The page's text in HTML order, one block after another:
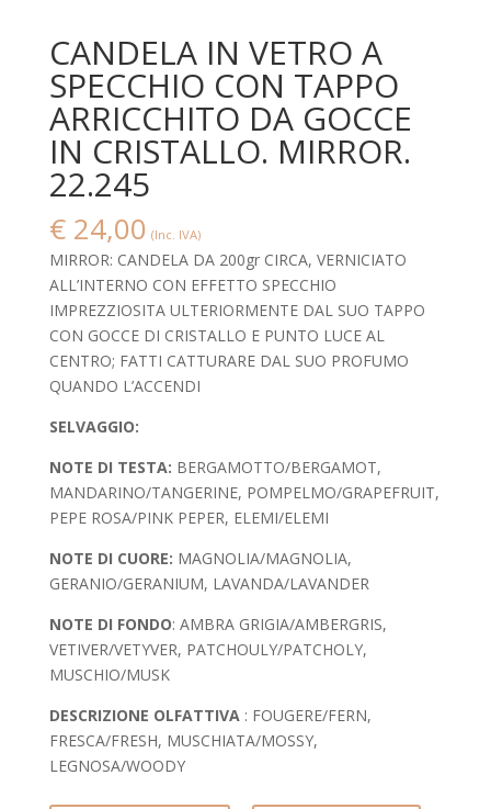
CANDELA IN VETRO A
SPECCHIO CON TAPPO
ARRICCHITO DA GOCCE
IN CRISTALLO. MIRROR.
22.245
€24,00 (Inc. IVA)
MIRROR: CANDELA DA 200gr CIRCA, VERNICIATO
ALL’INTERNO CON EFFETTO SPECCHIO
IMPREZZIOSITA ULTERIORMENTE DAL SUO TAPPO
CON GOCCE DI CRISTALLO E PUNTO LUCE AL
CENTRO; FATTI CATTURARE DAL SUO PROFUMO
QUANDO L’ACCENDI
SELVAGGIO:
NOTE DI TESTA: BERGAMOTTO/BERGAMOT,
MANDARINO/TANGERINE, POMPELMO/GRAPEFRUIT,
PEPE ROSA/PINK PEPER, ELEMI/ELEMI
NOTE DI CUORE: MAGNOLIA/MAGNOLIA,
GERANIO/GERANIUM, LAVANDA/LAVANDER
NOTE DI FONDO: AMBRA GRIGIA/AMBERGRIS,
VETIVER/VETYVER, PATCHOULY/PATCHOLY,
MUSCHIO/MUSK
DESCRIZIONE OLFATTIVA: FOUGERE/FERN,
FRESCA/FRESH, MUSCHIATA/MOSSY,
LEGNOSA/WOODY